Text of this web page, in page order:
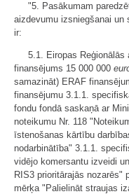
"5. Pasākumam
aizdevumu izsniegšanai un
ir:
5.1. Eiropas
finansējums 15 000 000
samazināt) ERAF
finansējumu 3.1.1.
fondu fondā saskaņā ar
noteikumu Nr. 118
īstenošanas kārtību
nodarbinātība" 3.1.1.
vidējo komersantu izveidi
RIS3 prioritārajās
mērķa "Palielināt straujas